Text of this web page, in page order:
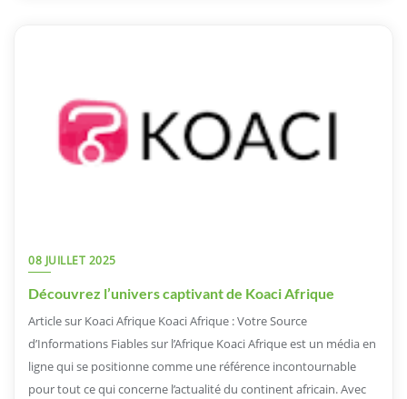
08 JUILLET 2025
Découvrez l’univers captivant de Koaci Afrique
Article sur Koaci Afrique Koaci Afrique : Votre Source
d’Informations Fiables sur l’Afrique Koaci Afrique est un média en
ligne qui se positionne comme une référence incontournable
pour tout ce qui concerne l’actualité du continent africain. Avec